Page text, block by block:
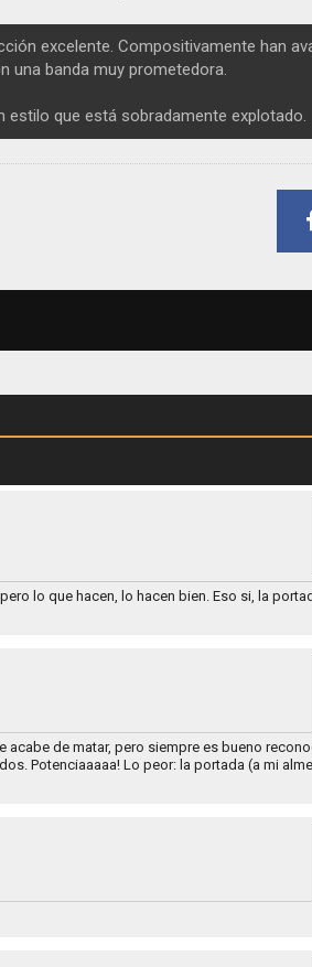
excelente. Compositivamente han
una banda muy prometedora.
estilo que está sobradamente explotado.
lo que hacen, lo hacen bien. Eso si, la
acabe de matar, pero siempre es bueno
Potenciaaaaa! Lo peor: la portada (a mi